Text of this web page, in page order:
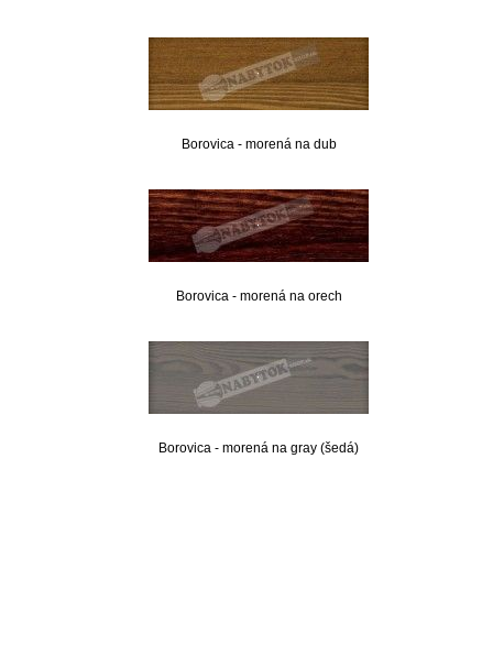
Borovica - morená na dub
Borovica - morená na orech
Borovica - morená na gray (šedá)